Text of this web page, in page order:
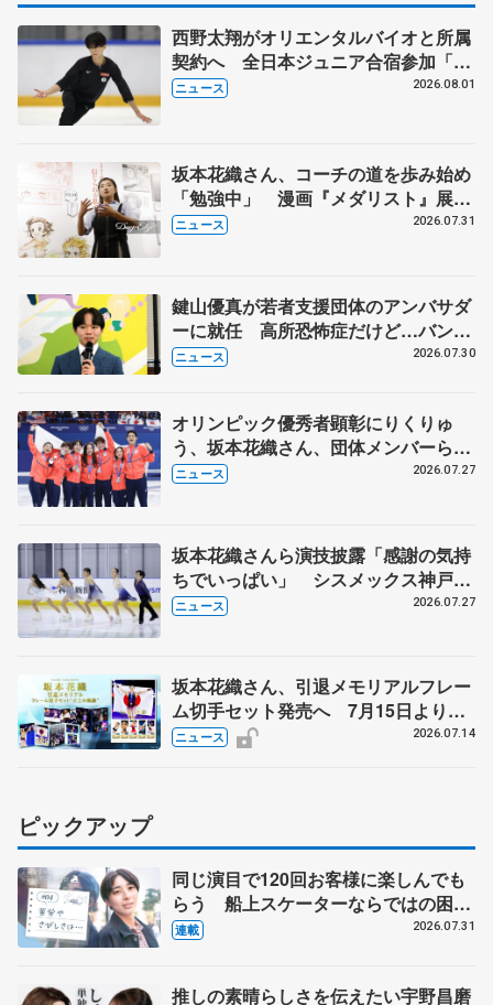
西野太翔がオリエンタルバイオと所属
契約へ 全日本ジュニア合宿参加「結
果残していかないと」 講師はジェー
ニュース 2026.08.01
坂本花織さん、コーチの道を歩み始め
「勉強中」 漫画『メダリスト』展覧
会で子どもたちにエール
ニュース 2026.07.31
鍵山優真が若者支援団体のアンバサダ
ーに就任 高所恐怖症だけど…バンジ
ージャンプに挑戦も？
ニュース 2026.07.30
オリンピック優秀者顕彰にりくりゅ
う、坂本花織さん、団体メンバーら
8月7日に文科省が表彰式、ブルーノ・
ニュース 2026.07.27
坂本花織さんら演技披露「感謝の気持
ちでいっぱい」 シスメックス神戸ア
イスキャンパス開場1周年イベント
ニュース 2026.07.27
坂本花織さん、引退メモリアルフレー
ム切手セット発売へ 7月15日より申
込受付開始
ニュース 2026.07.14
ピックアップ
同じ演目で120回お客様に楽しんでも
らう 船上スケーターならではの困難
とは 影響あったPIW前キャプテン松
連載 2026.07.31
推しの素晴らしさを伝えたい宇野昌磨